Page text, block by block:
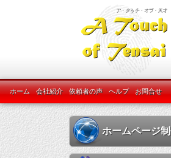
ホーム 会社紹介 依頼者の声 ヘルプ お問合せ
ホームページ